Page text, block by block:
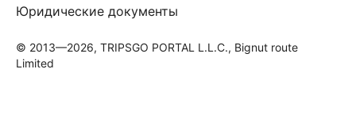
Юридические документы
© 2013—2026, TRIPSGO PORTAL L.L.C., Bignut route
Limited